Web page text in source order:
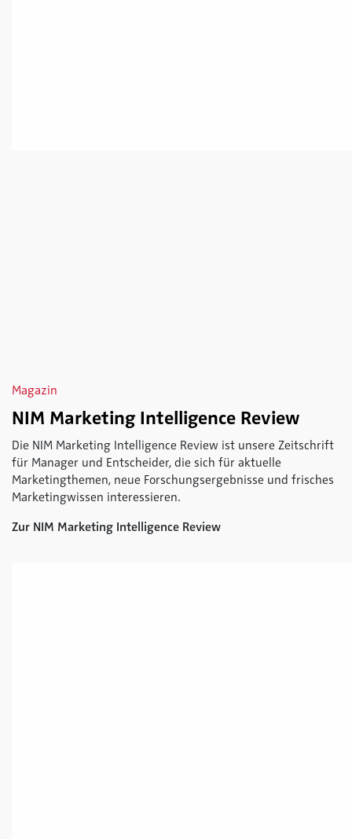
Magazin
NIM Marketing Intelligence Review
Die NIM Marketing Intelligence Review ist unsere Zeitschrift
für Manager und Entscheider, die sich für aktuelle
Marketingthemen, neue Forschungsergebnisse und frisches
Marketingwissen interessieren.
Zur NIM Marketing Intelligence Review